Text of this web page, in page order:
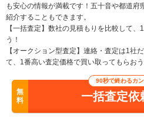
も安心の情報が満載です！五十音や都道府
紹介することもできます。
【一括査定】数社の見積もりを比較して
う！
【オークション型査定】連絡・査定は1社
て、1番高い査定価格で買い取ってもらおう
無
料
90秒で終わるカ
一括査定依